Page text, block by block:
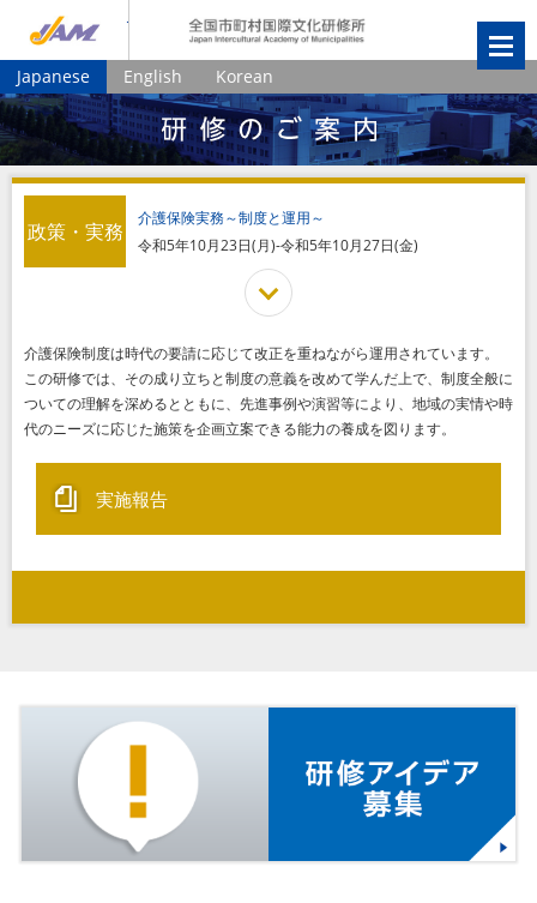
Japanese English Korean
介護保険実務～制度と運用～
令和5年10月23日(月)-令和5年10月27日(金)
政策・実務
介護保険制度は時代の要請に応じて改正を重ねながら運用されています。
この研修では、その成り立ちと制度の意義を改めて学んだ上で、制度全般に
ついての理解を深めるとともに、先進事例や演習等により、地域の実情や時
代のニーズに応じた施策を企画立案できる能力の養成を図ります。
実施報告